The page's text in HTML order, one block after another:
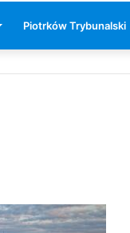
Piotrków Trybunalski